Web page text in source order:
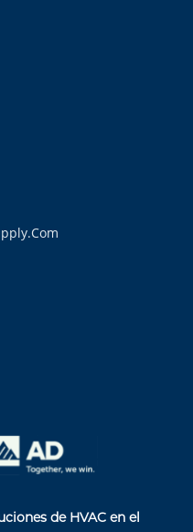
de HVAC en el